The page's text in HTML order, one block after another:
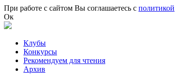
Перейти к основному содержанию
При работе с сайтом Вы соглашаетесь с политикой
Ок
Клубы
Конкурсы
Рекомендуем для чтения
Архив